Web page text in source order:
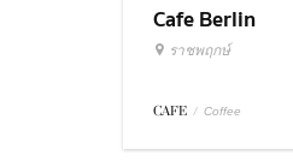
Cafe Berlin
ราชพฤกษ์
CAFE / Coffee